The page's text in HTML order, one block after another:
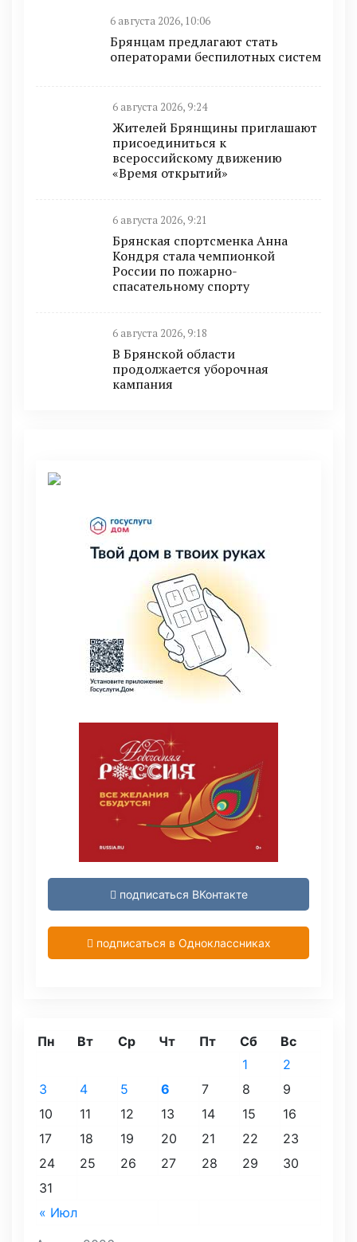
6 августа 2026, 10:06
Брянцам предлагают стать
оперaторами бeспилотных систeм
6 августа 2026, 9:24
Жителей Брянщины приглашают
присоединиться к
всероссийскому движению
«Время открытий»
6 августа 2026, 9:21
Брянская спортсменка Анна
Кондря стала чемпионкой
России по пожарно-
спасательному спорту
6 августа 2026, 9:18
В Брянской области
продолжается уборочная
кампания
подписаться ВКонтакте
подписаться в Одноклассниках
Пн Вт Ср Чт Пт Сб Вс
« Июл
1
2
3
4 5 6 7 8
9
10
11 12 13 14 15
16
17
18 19 20 21 22
23
24
25 26 27 28 29
30
31